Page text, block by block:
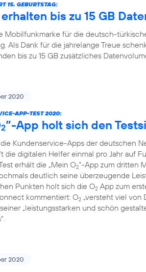
15. GEBURTSTAG:
bis zu 15 GB
Mobilfunkmarke für die deutsch-
Als Dank für die jahrelange Treue
bis zu 15 GB zusätzliches
2020
APP-TEST 2020:
2”-App holt sich den
Kundenservice-Apps der deutschen
die digitalen Helfer einmal pro Jahr auf
erhält die „Mein O2“-App zum dritten
deutlich seine überzeugende
Punkten holt sich die O2 App zum
kommentiert: O2 „versteht viel von
„leistungsstarken und schön
2020